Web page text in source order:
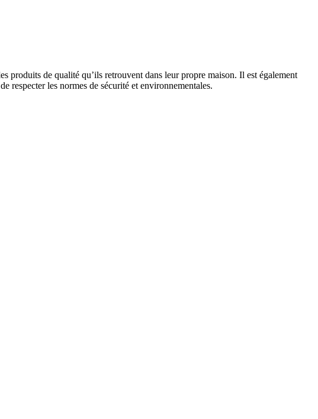
produits de qualité qu’ils retrouvent dans leur propre maison. Il est également
respecter les normes de sécurité et environnementales.